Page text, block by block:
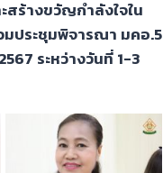
สร้างขวัญกำลังใจใน
ประชุมพิจารณา มคอ.5
ระหว่างวันที่ 1-3